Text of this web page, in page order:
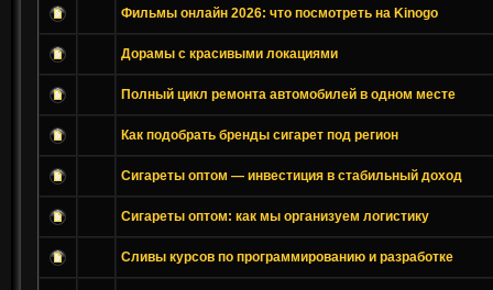
Фильмы онлайн 2026: что посмотреть на Kinogo
Дорамы с красивыми локациями
Полный цикл ремонта автомобилей в одном месте
Как подобрать бренды сигарет под регион
Сигареты оптом — инвестиция в стабильный доход
Сигареты оптом: как мы организуем логистику
Сливы курсов по программированию и разработке